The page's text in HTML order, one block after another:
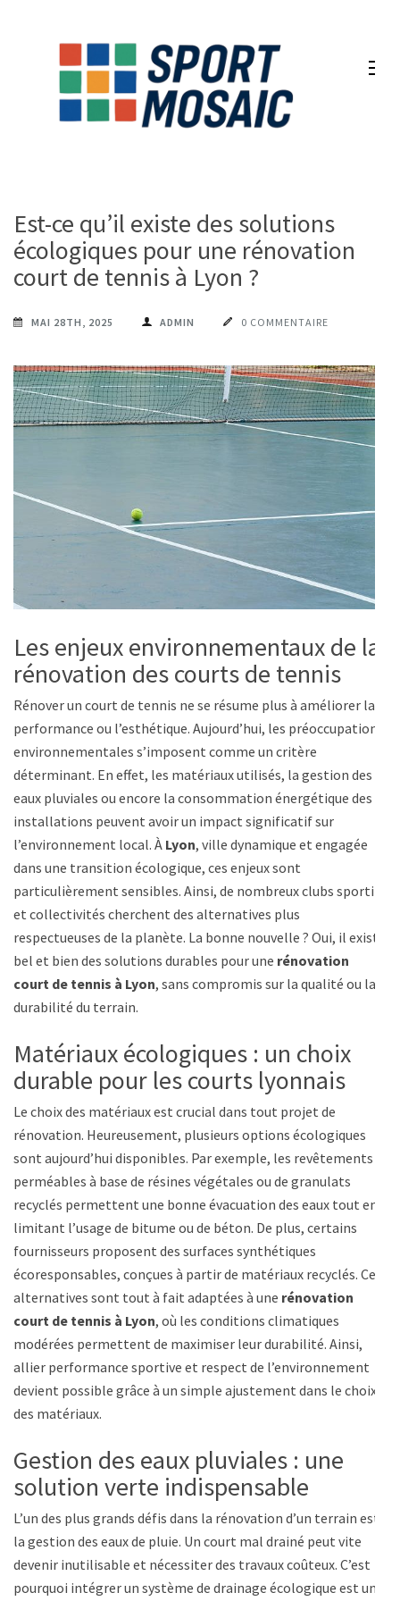
Est-ce qu’il existe des solutions
écologiques pour une rénovation
court de tennis à Lyon ?
MAI 28TH, 2025 ADMIN 0 COMMENTAIRE
Les enjeux environnementaux de la
rénovation des courts de tennis
Rénover un court de tennis ne se résume plus à améliorer la
performance ou l’esthétique. Aujourd’hui, les préoccupations
environnementales s’imposent comme un critère
déterminant. En effet, les matériaux utilisés, la gestion des
eaux pluviales ou encore la consommation énergétique des
installations peuvent avoir un impact significatif sur
l’environnement local. À Lyon, ville dynamique et engagée
dans une transition écologique, ces enjeux sont
particulièrement sensibles. Ainsi, de nombreux clubs sportifs
et collectivités cherchent des alternatives plus
respectueuses de la planète. La bonne nouvelle ? Oui, il existe
bel et bien des solutions durables pour une rénovation
court de tennis à Lyon, sans compromis sur la qualité ou la
durabilité du terrain.
Matériaux écologiques : un choix
durable pour les courts lyonnais
Le choix des matériaux est crucial dans tout projet de
rénovation. Heureusement, plusieurs options écologiques
sont aujourd’hui disponibles. Par exemple, les revêtements
perméables à base de résines végétales ou de granulats
recyclés permettent une bonne évacuation des eaux tout en
limitant l’usage de bitume ou de béton. De plus, certains
fournisseurs proposent des surfaces synthétiques
écoresponsables, conçues à partir de matériaux recyclés. Ces
alternatives sont tout à fait adaptées à une rénovation
court de tennis à Lyon, où les conditions climatiques
modérées permettent de maximiser leur durabilité. Ainsi,
allier performance sportive et respect de l’environnement
devient possible grâce à un simple ajustement dans le choix
des matériaux.
Gestion des eaux pluviales : une
solution verte indispensable
L’un des plus grands défis dans la rénovation d’un terrain est
la gestion des eaux de pluie. Un court mal drainé peut vite
devenir inutilisable et nécessiter des travaux coûteux. C’est
pourquoi intégrer un système de drainage écologique est un